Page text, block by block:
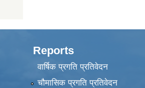
Reports
वार्षिक प्रगति प्रतिवेदन
चौमासिक प्रगति प्रतिवेदन